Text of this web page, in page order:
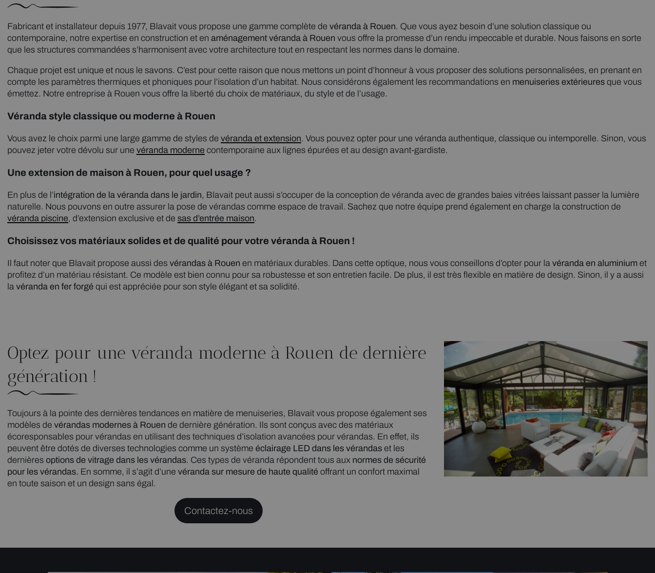
Fabricant et installateur depuis 1977, Blavait vous propose une gamme complète de véranda à Rouen. Que vous ayez besoin d’une solution classique ou
contemporaine, notre expertise en construction et en aménagement véranda à Rouen vous offre la promesse d’un rendu impeccable et durable. Nous faisons en sorte
que les structures commandées s’harmonisent avec votre architecture tout en respectant les normes dans le domaine.
Chaque projet est unique et nous le savons. C’est pour cette raison que nous mettons un point d’honneur à vous proposer des solutions personnalisées, en prenant en
compte les paramètres thermiques et phoniques pour l’isolation d’un habitat. Nous considérons également les recommandations en menuiseries extérieures que vous
émettez. Notre entreprise à Rouen vous offre la liberté du choix de matériaux, du style et de l’usage.
Véranda style classique ou moderne à Rouen
Vous avez le choix parmi une large gamme de styles de véranda et extension. Vous pouvez opter pour une véranda authentique, classique ou intemporelle. Sinon, vous
pouvez jeter votre dévolu sur une véranda moderne contemporaine aux lignes épurées et au design avant-gardiste.
Une extension de maison à Rouen, pour quel usage ?
En plus de l’intégration de la véranda dans le jardin, Blavait peut aussi s’occuper de la conception de véranda avec de grandes baies vitrées laissant passer la lumière
naturelle. Nous pouvons en outre assurer la pose de vérandas comme espace de travail. Sachez que notre équipe prend également en charge la construction de
véranda piscine, d’extension exclusive et de sas d’entrée maison.
Choisissez vos matériaux solides et de qualité pour votre véranda à Rouen !
Il faut noter que Blavait propose aussi des vérandas à Rouen en matériaux durables. Dans cette optique, nous vous conseillons d’opter pour la véranda en aluminium et
profitez d’un matériau résistant. Ce modèle est bien connu pour sa robustesse et son entretien facile. De plus, il est très flexible en matière de design. Sinon, il y a aussi
la véranda en fer forgé qui est appréciée pour son style élégant et sa solidité.
Optez pour une véranda moderne à Rouen de dernière
génération !
Toujours à la pointe des dernières tendances en matière de menuiseries, Blavait vous propose également ses
modèles de vérandas modernes à Rouen de dernière génération. Ils sont conçus avec des matériaux
écoresponsables pour vérandas en utilisant des techniques d’isolation avancées pour vérandas. En effet, ils
peuvent être dotés de diverses technologies comme un système éclairage LED dans les vérandas et les
dernières options de vitrage dans les vérandas. Ces types de véranda répondent tous aux normes de sécurité
pour les vérandas. En somme, il s’agit d’une véranda sur mesure de haute qualité offrant un confort maximal
en toute saison et un design sans égal.
Contactez-nous